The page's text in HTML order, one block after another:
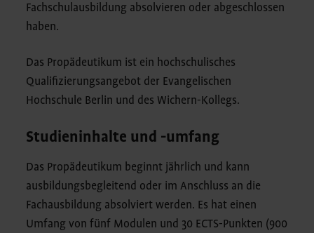
Fachschulausbildung absolvieren oder abgeschlossen
haben.
Das Propädeutikum ist ein hochschulisches
Qualifizierungsangebot der Evangelischen
Hochschule Berlin und des Wichern-Kollegs.
Studieninhalte und -umfang
Das Propädeutikum beginnt jährlich und kann
ausbildungsbegleitend oder im Anschluss an die
Fachausbildung absolviert werden. Es hat einen
Umfang von fünf Modulen und 30 ECTS-Punkten (900